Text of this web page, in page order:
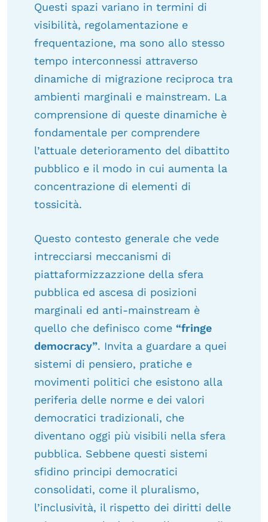
Questi spazi variano in termini di
visibilità, regolamentazione e
frequentazione, ma sono allo stesso
tempo interconnessi attraverso
dinamiche di migrazione reciproca tra
ambienti marginali e mainstream. La
comprensione di queste dinamiche è
fondamentale per comprendere
l’attuale deterioramento del dibattito
pubblico e il modo in cui aumenta la
concentrazione di elementi di
tossicità.
Questo contesto generale che vede
intrecciarsi meccanismi di
piattaformizzazzione della sfera
pubblica ed ascesa di posizioni
marginali ed anti-mainstream è
quello che definisco come “fringe
democracy”. Invita a guardare a quei
sistemi di pensiero, pratiche e
movimenti politici che esistono alla
periferia delle norme e dei valori
democratici tradizionali, che
diventano oggi più visibili nella sfera
pubblica. Sebbene questi sistemi
sfidino principi democratici
consolidati, come il pluralismo,
l’inclusività, il rispetto dei diritti delle